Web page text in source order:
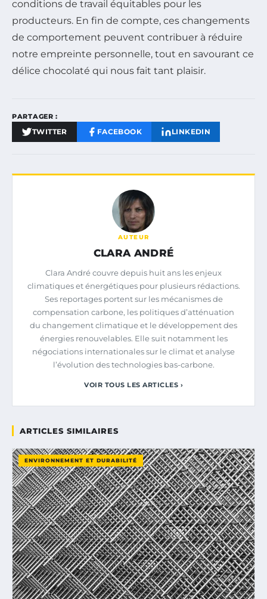
conditions de travail équitables pour les
producteurs. En fin de compte, ces changements
de comportement peuvent contribuer à réduire
notre empreinte personnelle, tout en savourant ce
délice chocolaté qui nous fait tant plaisir.
PARTAGER :
TWITTER FACEBOOK LINKEDIN
AUTEUR
CLARA ANDRÉ
Clara André couvre depuis huit ans les enjeux
climatiques et énergétiques pour plusieurs rédactions.
Ses reportages portent sur les mécanismes de
compensation carbone, les politiques d’atténuation
du changement climatique et le développement des
énergies renouvelables. Elle suit notamment les
négociations internationales sur le climat et analyse
l’évolution des technologies bas-carbone.
VOIR TOUS LES ARTICLES ›
ARTICLES SIMILAIRES
ENVIRONNEMENT ET DURABILITÉ